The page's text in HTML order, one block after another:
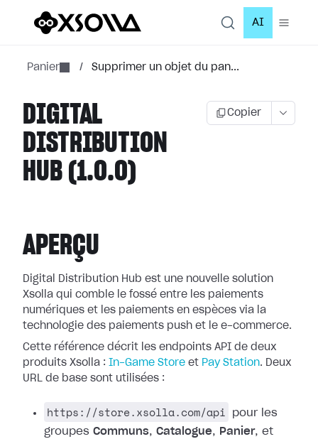
AI
Panier / Supprimer un objet du pan...
DIGITAL
DISTRIBUTION
HUB (1.0.0)
Copier
APERÇU
Digital Distribution Hub est une nouvelle solution
Xsolla qui comble le fossé entre les paiements
numériques et les paiements en espèces via la
technologie des paiements push et le e-commerce.
Cette référence décrit les endpoints API de deux
produits Xsolla : In-Game Store et Pay Station. Deux
URL de base sont utilisées :
https://store.xsolla.com/api
pour les
groupes Communs, Catalogue, Panier, et